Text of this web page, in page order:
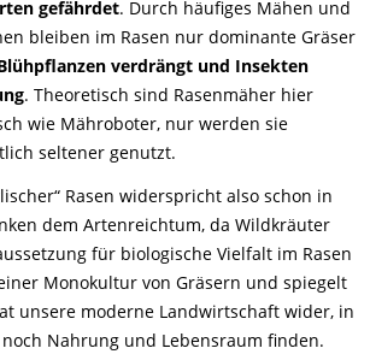
gefährdet. Durch häufiges Mähen und
bleiben im Rasen nur dominante Gräser
verdrängt und Insekten
. Theoretisch sind Rasenmäher hier
wie Mähroboter, nur werden sie
seltener genutzt.
Rasen widerspricht also schon in
dem Artenreichtum, da Wildkräuter
für biologische Vielfalt im Rasen
Monokultur von Gräsern und spiegelt
unsere moderne Landwirtschaft wider, in
Nahrung und Lebensraum finden.